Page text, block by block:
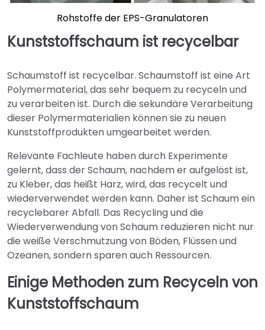
Rohstoffe der EPS-Granulatoren
Kunststoffschaum ist recycelbar
Schaumstoff ist recycelbar. Schaumstoff ist eine Art
Polymermaterial, das sehr bequem zu recyceln und
zu verarbeiten ist. Durch die sekundäre Verarbeitung
dieser Polymermaterialien können sie zu neuen
Kunststoffprodukten umgearbeitet werden.
Relevante Fachleute haben durch Experimente
gelernt, dass der Schaum, nachdem er aufgelöst ist,
zu Kleber, das heißt Harz, wird, das recycelt und
wiederverwendet werden kann. Daher ist Schaum ein
recyclebarer Abfall. Das Recycling und die
Wiederverwendung von Schaum reduzieren nicht nur
die weiße Verschmutzung von Böden, Flüssen und
Ozeanen, sondern sparen auch Ressourcen.
Einige Methoden zum Recyceln von
Kunststoffschaum